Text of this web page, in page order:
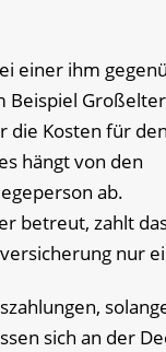
einer ihm
Beispiel
die Kosten für
hängtvon den
ab.
betreut, zahlt
nur
sich an der